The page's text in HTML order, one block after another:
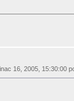
16, 2005, 15:30:00